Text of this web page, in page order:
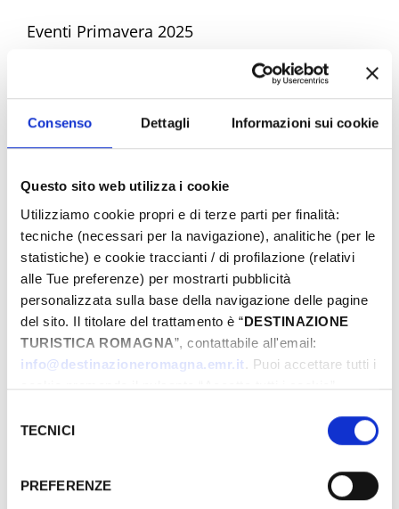
Consenso Dettagli Informazioni sui cookie
Questo sito web utilizza i cookie
Utilizziamo cookie propri e di terze parti per finalità:
tecniche (necessari per la navigazione), analitiche (per le
statistiche) e cookie traccianti / di profilazione (relativi
alle Tue preferenze) per mostrarti pubblicità
personalizzata sulla base della navigazione delle pagine
del sito. Il titolare del trattamento è “DESTINAZIONE
TURISTICA ROMAGNA”, contattabile all'email:
info@destinazioneromagna.emr.it. Puoi accettare tutti i
cookie premendo il pulsante “Accetta tutti i cookie”,
gestire le tue preferenze facendo clic su “Personalizza”.
Qualora acconsenti a tutti i cookie i Tuoi dati potranno
attualmente non fornisce garanzie idonee per il
delTECNICI
PREFERENZE
Eventi Primavera 2025
Eventi di Primavera Riviera Rimini
Von
Bis
Stadt
Typen